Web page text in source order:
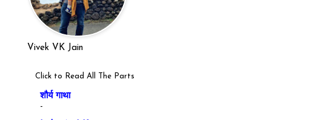
Vivek VK Jain
Click to Read All The Parts
शौर्य गाथा
-